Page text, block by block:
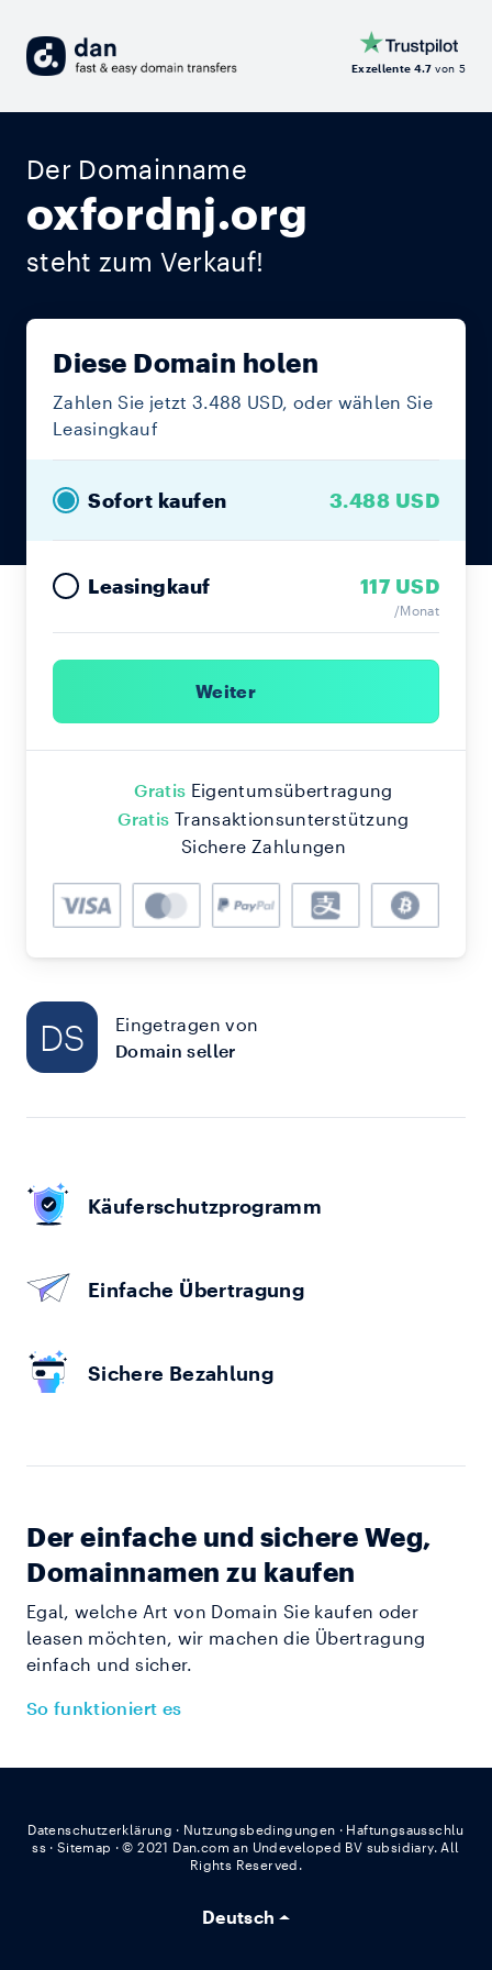
Exzellente 4.7von 5
Der Domainname
oxfordnj.org
steht zum Verkauf!
Diese Domain holen
Zahlen Sie jetzt 3.488 USD, oder wählen Sie
Leasingkauf
Sofort kaufen 3.488 USD
Leasingkauf 117 USD
/Monat
Weiter
Gratis Eigentumsübertragung
Gratis Transaktionsunterstützung
Sichere Zahlungen
DS
Eingetragen von
Domain seller
Käuferschutzprogramm
Einfache Übertragung
Sichere Bezahlung
Der einfache und sichere Weg,
Domainnamen zu kaufen
Egal, welche Art von Domain Sie kaufen oder
leasen möchten, wir machen die Übertragung
einfach und sicher.
So funktioniert es
Datenschutzerklärung · Nutzungsbedingungen · Haftungsausschlu
ss · Sitemap · © 2021 Dan.com an Undeveloped BV subsidiary. All
Rights Reserved.
Deutsch